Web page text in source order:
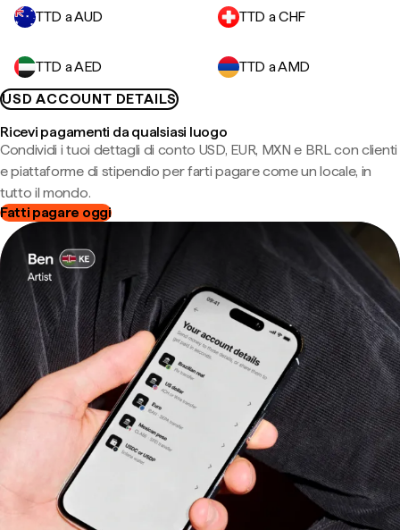
TTD a AUD TTD a CHF
TTD a AED
TTD a AMD
USD ACCOUNT DETAILS
Ricevi pagamenti da qualsiasi luogo
Condividi i tuoi dettagli di conto USD, EUR, MXN e BRL con clienti
e piattaforme di stipendio per farti pagare come un locale, in
tutto il mondo.
Fatti pagare oggi